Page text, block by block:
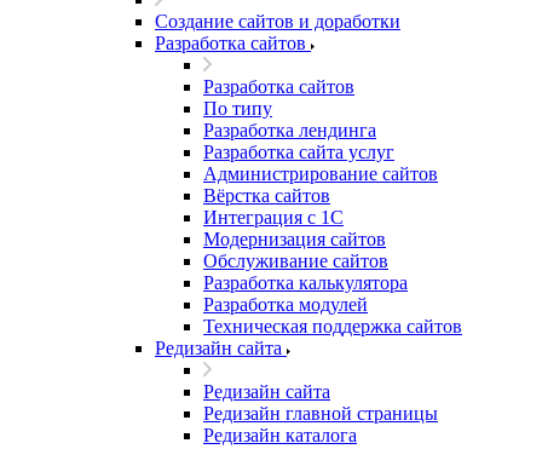
Создание сайтов и доработки
Разработка сайтов
Разработка сайтов
По типу
Разработка лендинга
Разработка сайта услуг
Администрирование сайтов
Вёрстка сайтов
Интеграция с 1С
Модернизация сайтов
Обслуживание сайтов
Разработка калькулятора
Разработка модулей
Техническая поддержка сайтов
Редизайн сайта
Редизайн сайта
Редизайн главной страницы
Редизайн каталога